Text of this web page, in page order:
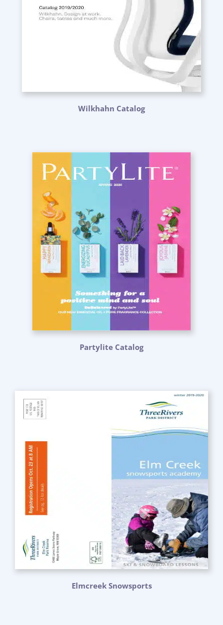
Wilkhahn Catalog
Partylite Catalog
Elmcreek Snowsports